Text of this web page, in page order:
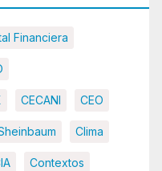
Financiera
CECANI CEO
Clima
Contextos